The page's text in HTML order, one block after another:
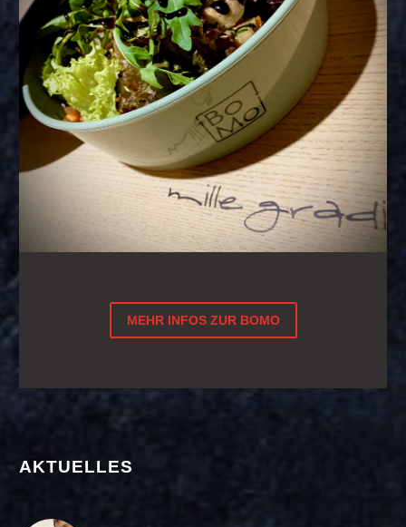
MEHR INFOS ZUR BOMO
AKTUELLES